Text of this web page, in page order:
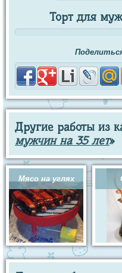
Торт для
Другие работы из
мужчин на 35 лет»
Мясо на углях